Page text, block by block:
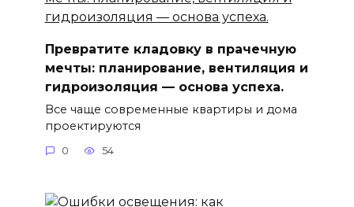
Превратите кладовку в прачечную
мечты: планирование, вентиляция и
гидроизоляция — основа успеха.
Все чаще современные квартиры и дома
проектируются
0 54